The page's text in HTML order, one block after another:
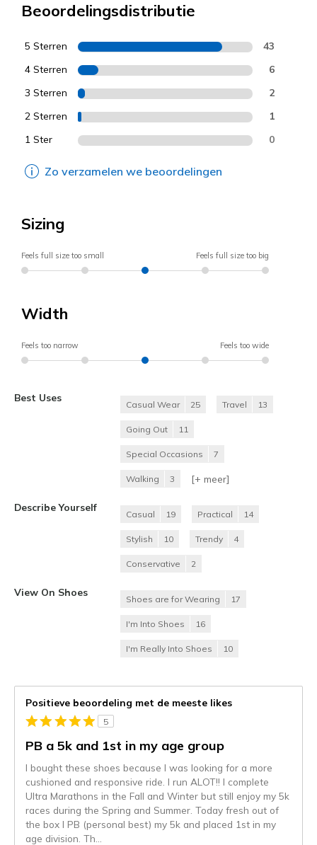
Beoordelingsdistributie
5 Sterren 43
4 Sterren 6
3 Sterren 2
2 Sterren 1
1 Ster 0
Zo verzamelen we beoordelingen
Sizing
Feels full size too small Feels full size too big
Width
Feels too narrow Feels too wide
Best Uses
Casual Wear 25 Travel 13
Going Out 11
Special Occasions 7
Walking 3 [+ meer]
Describe Yourself
Casual 19 Practical 14
Stylish 10 Trendy 4
Conservative 2
View On Shoes
Shoes are for Wearing 17
I'm Into Shoes 16
I'm Really Into Shoes 10
Positieve beoordeling met de meeste likes
5
PB a 5k and 1st in my age group
I bought these shoes because I was looking for a more
cushioned and responsive ride. I run ALOT!! I complete
Ultra Marathons in the Fall and Winter but still enjoy my 5k
races during the Spring and Summer. Today fresh out of
the box I PB (personal best) my 5k and placed 1st in my
age division. Th